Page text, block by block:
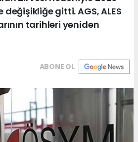
gitti. AGS, ALES
tarihleri yeniden
ABONE OL